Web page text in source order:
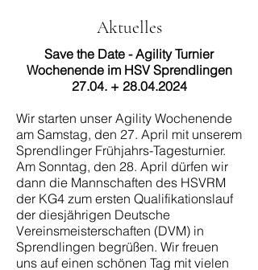
Aktuelles
Save the Date - Agility Turnier
Wochenende im HSV Sprendlingen
27.04. + 28.04.2024
Wir starten unser Agility Wochenende
am Samstag, den 27. April mit unserem
Sprendlinger Frühjahrs-Tagesturnier.
Am Sonntag, den 28. April dürfen wir
dann die Mannschaften des HSVRM
der KG4 zum ersten Qualifikationslauf
der diesjährigen Deutsche
Vereinsmeisterschaften (DVM) in
Sprendlingen begrüßen. Wir freuen
uns auf einen schönen Tag mit vielen